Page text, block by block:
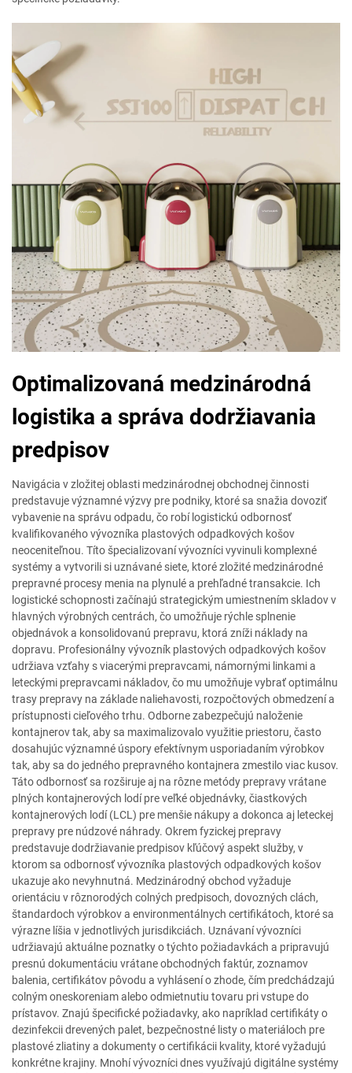
Optimalizovaná medzinárodná
logistika a správa dodržiavania
predpisov
Navigácia v zložitej oblasti medzinárodnej obchodnej činnosti
predstavuje významné výzvy pre podniky, ktoré sa snažia dovoziť
vybavenie na správu odpadu, čo robí logistickú odbornosť
kvalifikovaného vývozníka plastových odpadkových košov
neoceniteľnou. Títo špecializovaní vývozníci vyvinuli komplexné
systémy a vytvorili si uznávané siete, ktoré zložité medzinárodné
prepravné procesy menia na plynulé a prehľadné transakcie. Ich
logistické schopnosti začínajú strategickým umiestnením skladov v
hlavných výrobných centrách, čo umožňuje rýchle splnenie
objednávok a konsolidovanú prepravu, ktorá zníži náklady na
dopravu. Profesionálny vývozník plastových odpadkových košov
udržiava vzťahy s viacerými prepravcami, námornými linkami a
leteckými prepravcami nákladov, čo mu umožňuje vybrať optimálnu
trasy prepravy na základe naliehavosti, rozpočtových obmedzení a
prístupnosti cieľového trhu. Odborne zabezpečujú naloženie
kontajnerov tak, aby sa maximalizovalo využitie priestoru, často
dosahujúc významné úspory efektívnym usporiadaním výrobkov
tak, aby sa do jedného prepravného kontajnera zmestilo viac kusov.
Táto odbornosť sa rozširuje aj na rôzne metódy prepravy vrátane
plných kontajnerových lodí pre veľké objednávky, čiastkových
kontajnerových lodí (LCL) pre menšie nákupy a dokonca aj leteckej
prepravy pre núdzové náhrady. Okrem fyzickej prepravy
predstavuje dodržiavanie predpisov kľúčový aspekt služby, v
ktorom sa odbornosť vývozníka plastových odpadkových košov
ukazuje ako nevyhnutná. Medzinárodný obchod vyžaduje
orientáciu v rôznorodých colných predpisoch, dovozných clách,
štandardoch výrobkov a environmentálnych certifikátoch, ktoré sa
výrazne líšia v jednotlivých jurisdikciách. Uznávaní vývozníci
udržiavajú aktuálne poznatky o týchto požiadavkách a pripravujú
presnú dokumentáciu vrátane obchodných faktúr, zoznamov
balenia, certifikátov pôvodu a vyhlásení o zhode, čím predchádzajú
colným oneskoreniam alebo odmietnutiu tovaru pri vstupe do
prístavov. Znajú špecifické požiadavky, ako napríklad certifikáty o
dezinfekcii drevených palet, bezpečnostné listy o materiáloch pre
plastové zliatiny a dokumenty o certifikácii kvality, ktoré vyžadujú
konkrétne krajiny. Mnohí vývozníci dnes využívajú digitálne systémy